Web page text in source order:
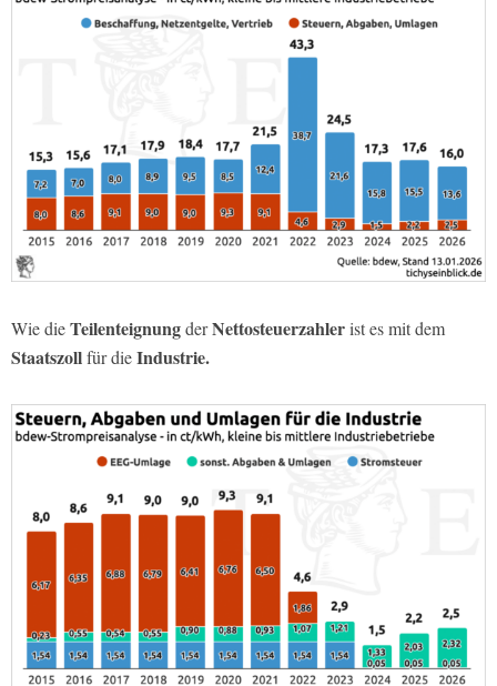
Wie dieTeilenteignungderNettosteuerzahlerist es mit dem
Staatszollfür dieIndustrie.